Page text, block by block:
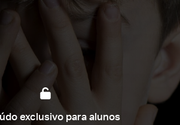
exclusivo para alunos